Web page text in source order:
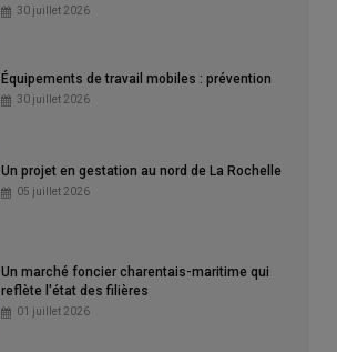
30 juillet 2026
Équipements de travail mobiles : prévention
30 juillet 2026
Un projet en gestation au nord de La Rochelle
05 juillet 2026
Un marché foncier charentais-maritime qui
reflète l'état des filières
01 juillet 2026